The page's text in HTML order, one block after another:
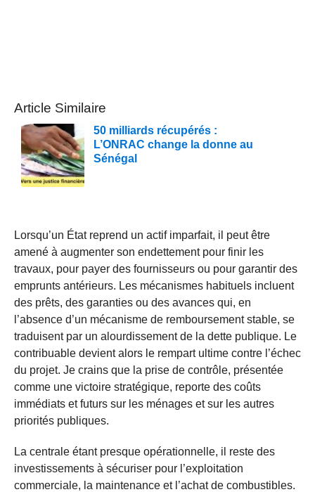
Article Similaire
50 milliards récupérés :
L’ONRAC change la donne au
Sénégal
Lorsqu’un État reprend un actif imparfait, il peut être
amené à augmenter son endettement pour finir les
travaux, pour payer des fournisseurs ou pour garantir des
emprunts antérieurs. Les mécanismes habituels incluent
des prêts, des garanties ou des avances qui, en
l’absence d’un mécanisme de remboursement stable, se
traduisent par un alourdissement de la dette publique. Le
contribuable devient alors le rempart ultime contre l’échec
du projet. Je crains que la prise de contrôle, présentée
comme une victoire stratégique, reporte des coûts
immédiats et futurs sur les ménages et sur les autres
priorités publiques.
La centrale étant presque opérationnelle, il reste des
investissements à sécuriser pour l’exploitation
commerciale, la maintenance et l’achat de combustibles.